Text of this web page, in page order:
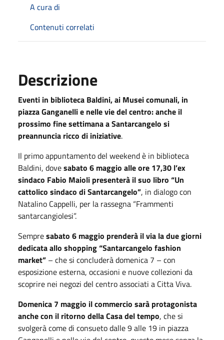
A cura di
Contenuti correlati
Descrizione
Eventi in biblioteca Baldini, ai Musei comunali, in
piazza Ganganelli e nelle vie del centro: anche il
prossimo fine settimana a Santarcangelo si
preannuncia ricco di iniziative.
Il primo appuntamento del weekend è in biblioteca
Baldini, dovesabato 6 maggio alle ore 17,30 l’ex
sindaco Fabio Maioli presenterà il suo libro “Un
cattolico sindaco di Santarcangelo”, in dialogo con
Natalino Cappelli, per la rassegna “Frammenti
santarcangiolesi”.
Sempresabato 6 maggio prenderà il via la due giorni
dedicata allo shopping “Santarcangelo fashion
market” – che si concluderà domenica 7 – con
esposizione esterna, occasioni e nuove collezioni da
scoprire nei negozi del centro associati a Citta Viva.
Domenica 7 maggio il commercio sarà protagonista
anche con il ritorno della Casa del tempo, che si
svolgerà come di consueto dalle 9 alle 19 in piazza